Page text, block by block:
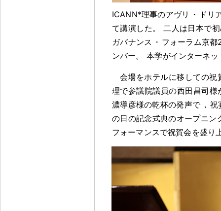
ICANN*理事のアヴリ ・
ドリ
て講演した。
二人は日本で
ガバナンス ・ フォーラム京
ンバー。 本学がインターネ
会場をホテルに移しての祝
理で参議院議員の西田昌司様
濃導彦様の乾杯の発声で ， 祝
の日の記念式典のオープニン
フォーマンスで祝賀会を盛り